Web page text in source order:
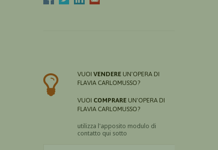
VUOI VENDERE UN'OPERA DI
FLAVIA CARLOMUSSO?
VUOI COMPRARE UN'OPERA DI
FLAVIA CARLOMUSSO?
utilizza l'apposito modulo di
contatto qui sotto